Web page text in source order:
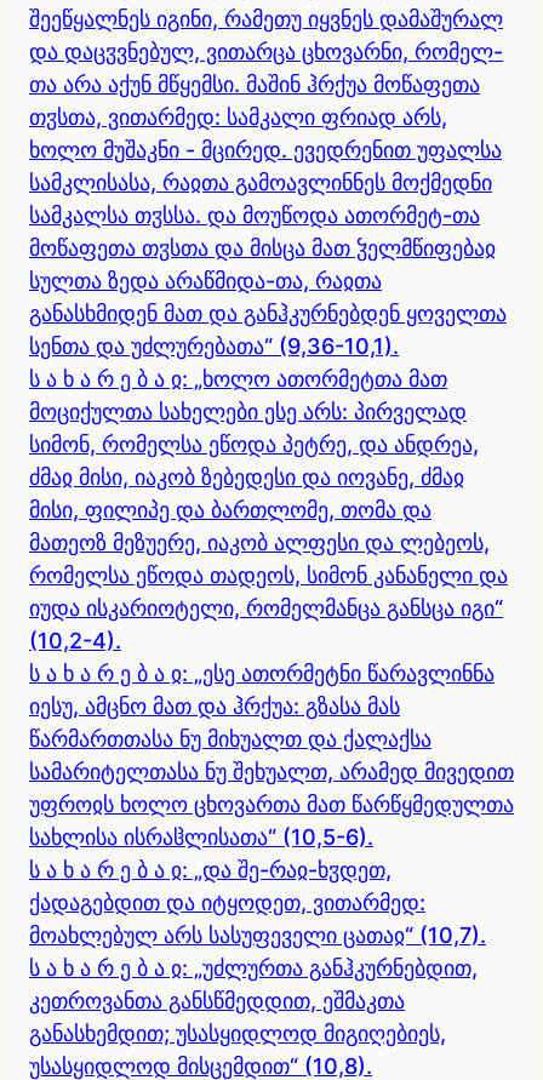
შეეწყალნეს იგინი, რამეთუ იყვნეს დამაშურალ
და დაცჳვნებულ, ვითარცა ცხოვარნი, რომელ-
თა არა აქუნ მწყემსი. მაშინ ჰრქუა მოწაფეთა
თჳსთა, ვითარმედ: სამკალი ფრიად არს,
ხოლო მუშაკნი - მცირედ. ევედრენით უფალსა
სამკლისასა, რაჲთა გამოავლინნეს მოქმედნი
სამკალსა თჳსსა. და მოუწოდა ათორმეტ-თა
მოწაფეთა თჳსთა და მისცა მათ ჴელმწიფებაჲ
სულთა ზედა არაწმიდა-თა, რაჲთა
განასხმიდენ მათ და განჰკურნებდენ ყოველთა
სენთა და უძლურებათა“ (9,36-10,1).
ს ა ხ ა რ ე ბ ა ჲ: „ხოლო ათორმეტთა მათ
მოციქულთა სახელები ესე არს: პირველად
სიმონ, რომელსა ეწოდა პეტრე, და ანდრეა,
ძმაჲ მისი, იაკობ ზებედესი და იოვანე, ძმაჲ
მისი, ფილიპე და ბართლომე, თომა და
მათეოზ მეზუერე, იაკობ ალფესი და ლებეოს,
რომელსა ეწოდა თადეოს, სიმონ კანანელი და
იუდა ისკარიოტელი, რომელმანცა განსცა იგი“
(10,2-4).
ს ა ხ ა რ ე ბ ა ჲ: „ესე ათორმეტნი წარავლინნა
იესუ, ამცნო მათ და ჰრქუა: გზასა მას
წარმართთასა ნუ მიხუალთ და ქალაქსა
სამარიტელთასა ნუ შეხუალთ, არამედ მივედით
უფროჲს ხოლო ცხოვართა მათ წარწყმედულთა
სახლისა ისრაჱლისათა“ (10,5-6).
ს ა ხ ა რ ე ბ ა ჲ: „და შე-რაჲ-ხჳდეთ,
ქადაგებდით და იტყოდეთ, ვითარმედ:
მოახლებულ არს სასუფეველი ცათაჲ“ (10,7).
ს ა ხ ა რ ე ბ ა ჲ: „უძლურთა განჰკურნებდით,
კეთროვანთა განსწმედდით, ეშმაკთა
განასხემდით; უსასყიდლოდ მიგიღებიეს,
უსასყიდლოდ მისცემდით“ (10,8).